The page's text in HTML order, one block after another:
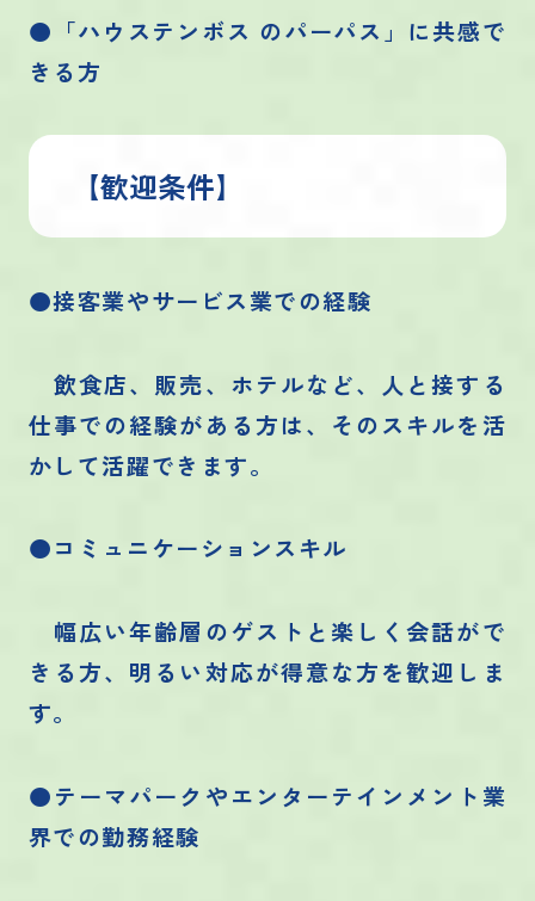
●「ハウステンボス のパーパス」に共感で
きる方
【歓迎条件】
●接客業やサービス業での経験
飲食店、販売、ホテルなど、人と接する
仕事での経験がある方は、そのスキルを活
かして活躍できます。
●コミュニケーションスキル
幅広い年齢層のゲストと楽しく会話がで
きる方、明るい対応が得意な方を歓迎しま
す。
●テーマパークやエンターテインメント業
界での勤務経験